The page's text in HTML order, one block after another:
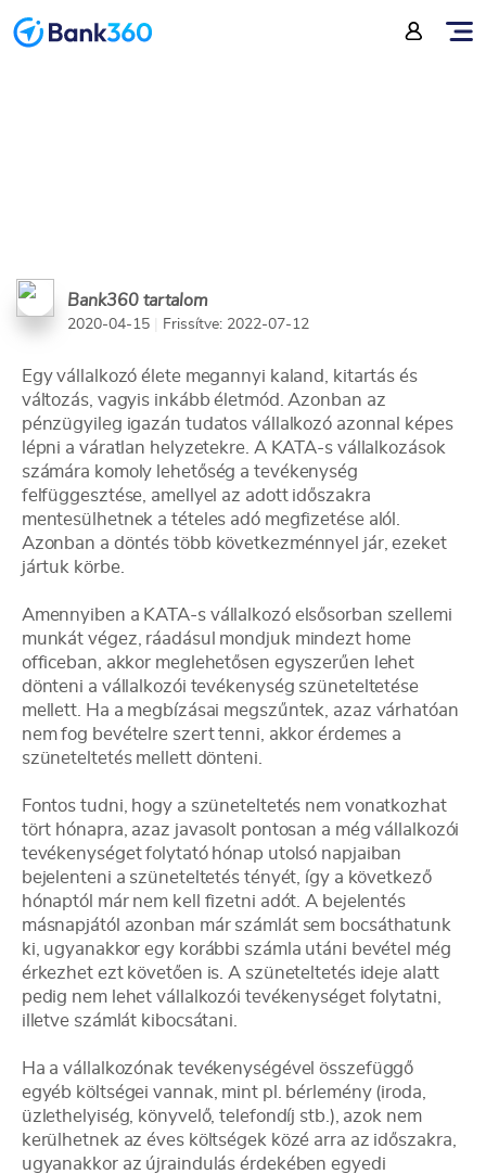
mire kell figyelni?
Bank360 tartalom
2020-04-15 Frissítve: 2022-07-12
Egy vállalkozó élete megannyi kaland, kitartás és
változás, vagyis inkább életmód. Azonban az
pénzügyileg igazán tudatos vállalkozó azonnal képes
lépni a váratlan helyzetekre. A KATA-s vállalkozások
számára komoly lehetőség a tevékenység
felfüggesztése, amellyel az adott időszakra
mentesülhetnek a tételes adó megfizetése alól.
Azonban a döntés több következménnyel jár, ezeket
jártuk körbe.
Amennyiben a KATA-s vállalkozó elsősorban szellemi
munkát végez, ráadásul mondjuk mindezt home
officeban, akkor meglehetősen egyszerűen lehet
dönteni a vállalkozói tevékenység szüneteltetése
mellett. Ha a megbízásai megszűntek, azaz várhatóan
nem fog bevételre szert tenni, akkor érdemes a
szüneteltetés mellett dönteni.
Fontos tudni, hogy a szüneteltetés nem vonatkozhat
tört hónapra, azaz javasolt pontosan a még vállalkozói
tevékenységet folytató hónap utolsó napjaiban
bejelenteni a szüneteltetés tényét, így a következő
hónaptól már nem kell fizetni adót. A bejelentés
másnapjától azonban már számlát sem bocsáthatunk
ki, ugyanakkor egy korábbi számla utáni bevétel még
érkezhet ezt követően is. A szüneteltetés ideje alatt
pedig nem lehet vállalkozói tevékenységet folytatni,
illetve számlát kibocsátani.
Ha a vállalkozónak tevékenységével összefüggő
egyéb költségei vannak, mint pl. bérlemény (iroda,
üzlethelyiség, könyvelő, telefondíj stb.), azok nem
kerülhetnek az éves költségek közé arra az időszakra,
ugyanakkor az újraindulás érdekében egyedi